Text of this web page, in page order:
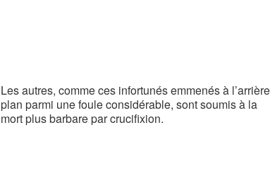
Les autres, comme ces infortunés emmenés à
plan parmi une foule considérable, sont soumis à la
mort plus barbare par crucifixion.